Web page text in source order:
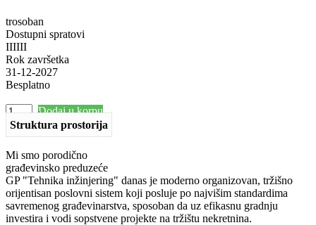
trosoban
Dostupni spratovi
IIIIII
Rok završetka
31-12-2027
Besplatno
– +Dodaj u korpu
Struktura prostorija
Mi smo porodično
građevinsko preduzeće
GP "Tehnika inžinjering" danas je moderno organizovan, tržišno
orijentisan poslovni sistem koji posluje po najvišim standardima
savremenog građevinarstva, sposoban da uz efikasnu gradnju
investira i vodi sopstvene projekte na tržištu nekretnina.​